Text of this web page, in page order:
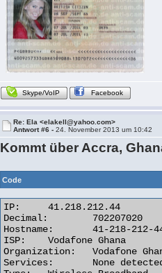
Skype/VoIP Facebook
Re: Ela <elakell@yahoo.com>
Antwort #6 -24. November 2013 um 10:42
Kommt über Accra,
Code
IP:	41.218.212.44
Decimal:	702207020
Hostname:	41-218-212-44-adsl-dyn.4u.com.gh
ISP:	Vodafone Ghana
Organization:	Vodafone Ghana
Services:	None detected